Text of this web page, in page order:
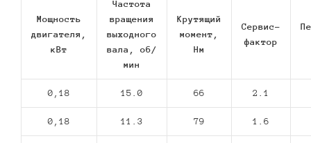
Мощность
двигателя,
кВт
Частота
вращения
выходного
вала, об/
мин
Крутящий
момент,
Нм
Сервис-
фактор
0,18 15.0 66 2.1
0,18 11.3 79 1.6